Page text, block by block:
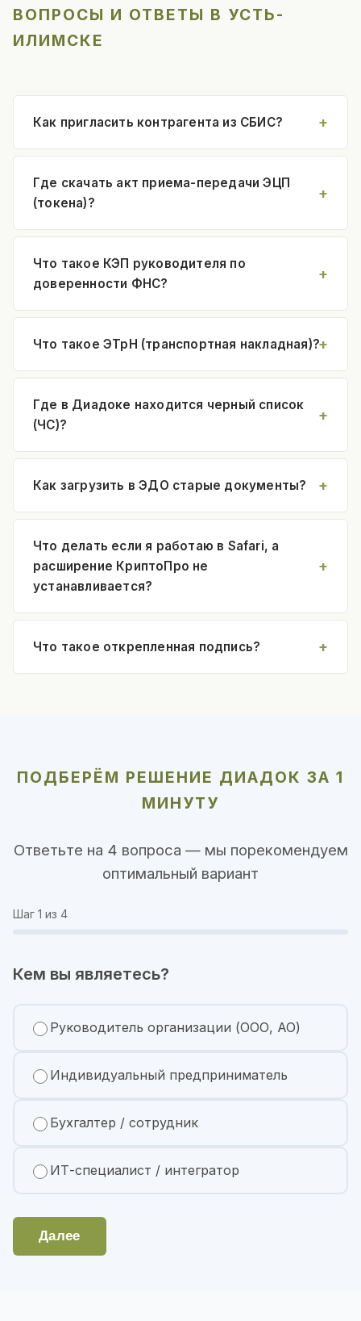
ВОПРОСЫ И ОТВЕТЫ В УСТЬ-
ИЛИМСКЕ
Как пригласить контрагента из СБИС?
Где скачать акт приема-передачи ЭЦП
(токена)?
Что такое КЭП руководителя по
доверенности ФНС?
Что такое ЭТрН (транспортная накладная)?
Где в Диадоке находится черный список
(ЧС)?
Как загрузить в ЭДО старые документы?
Что делать если я работаю в Safari, а
расширение КриптоПро не
устанавливается?
Что такое открепленная подпись?
ПОДБЕРЁМ РЕШЕНИЕ ДИАДОК ЗА 1
МИНУТУ
Ответьте на 4 вопроса — мы порекомендуем
оптимальный вариант
Шаг 1 из 4
Кем вы являетесь?
Руководитель организации (ООО, АО)
Индивидуальный предприниматель
Бухгалтер / сотрудник
ИТ-специалист / интегратор
Далее